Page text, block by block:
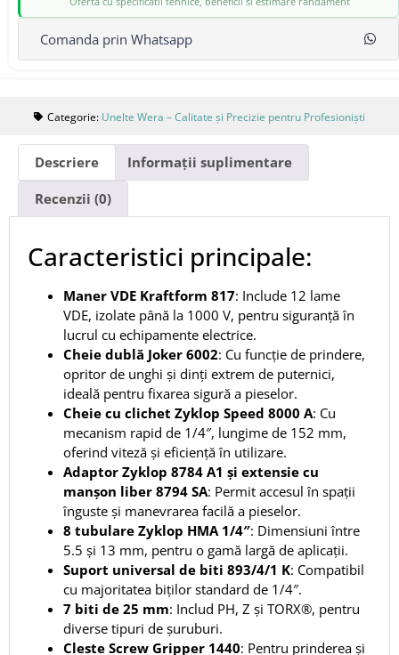
Comanda prin Whatsapp
Categorie: Unelte Wera – Calitate și Precizie pentru Profesioniști
Descriere Informații suplimentare
Recenzii (0)
Caracteristici principale:
Maner VDE Kraftform 817: Include 12 lame
VDE, izolate până la 1000 V, pentru siguranță în
lucrul cu echipamente electrice.
Cheie dublă Joker 6002: Cu funcție de prindere,
opritor de unghi și dinți extrem de puternici,
ideală pentru fixarea sigură a pieselor.
Cheie cu clichet Zyklop Speed 8000 A: Cu
mecanism rapid de 1/4″, lungime de 152 mm,
oferind viteză și eficiență în utilizare.
Adaptor Zyklop 8784 A1 și extensie cu
manșon liber 8794 SA: Permit accesul în spații
înguste și manevrarea facilă a pieselor.
8 tubulare Zyklop HMA 1/4″: Dimensiuni între
5.5 și 13 mm, pentru o gamă largă de aplicații.
Suport universal de biti 893/4/1 K: Compatibil
cu majoritatea biților standard de 1/4″.
7 biti de 25 mm: Includ PH, Z și TORX®, pentru
diverse tipuri de șuruburi.
Cleste Screw Gripper 1440: Pentru prinderea și